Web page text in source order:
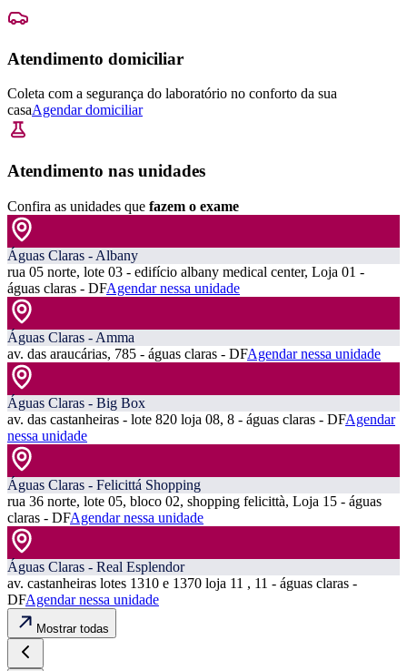
Atendimento domiciliar
Coleta com a segurança do laboratório no conforto da sua
casaAgendar domiciliar
Atendimento nas unidades
Confira as unidades que fazem o exame
Águas Claras - Albany
rua 05 norte, lote 03 - edifício albany medical center, Loja 01 -
águas claras - DFAgendar nessa unidade
Águas Claras - Amma
av. das araucárias, 785 - águas claras - DFAgendar nessa unidade
Águas Claras - Big Box
av. das castanheiras - lote 820 loja 08, 8 - águas claras - DFAgendar
nessa unidade
Águas Claras - Felicittá Shopping
rua 36 norte, lote 05, bloco 02, shopping felicittà, Loja 15 - águas
claras - DFAgendar nessa unidade
Águas Claras - Real Esplendor
av. castanheiras lotes 1310 e 1370 loja 11 , 11 - águas claras -
DFAgendar nessa unidade
Mostrar todas